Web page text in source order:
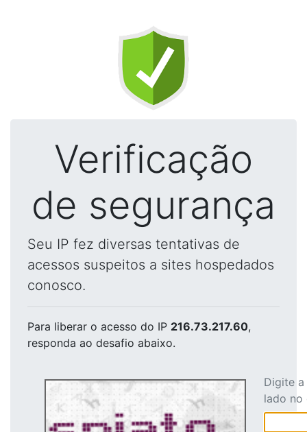
Verificação
de segurança
Seu IP fez diversas tentativas de
acessos suspeitos a sites hospedados
conosco.
Para liberar o acesso do IP 216.73.217.60,
responda ao desafio abaixo.
Digite
lado no